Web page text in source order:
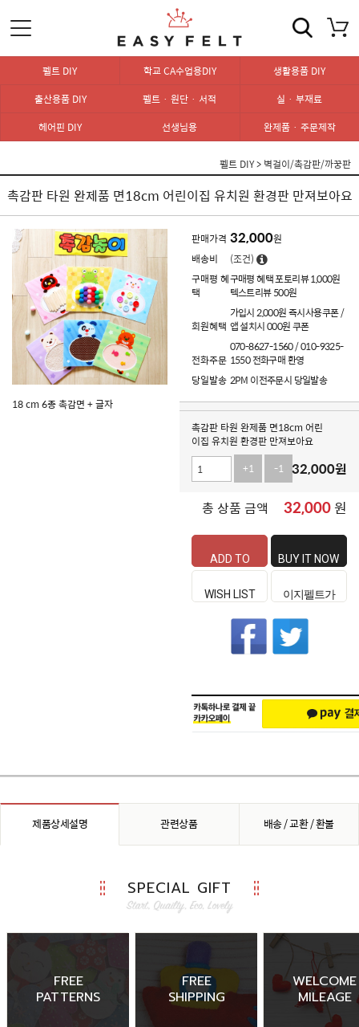
펠트 DIY 학교 CA수업용DIY
생활용품 DIY
출산용품 DIY
펠트 · 원단 · 서적
실 · 부재료
헤어핀 DIY
선생님용 완제품 · 주문제작
펠트 DIY> 벽걸이/촉감판/까꿍판
촉감판 타원 완제품 면18cm 어린이집 유치원 환경판 만져보아요
18 cm 6종 촉감면 + 글자
판매가격 32,000원
배송비
(조건)
구매평 혜
택
구매평 혜택 포토리뷰 1,000원
텍스트리뷰 500원
회원혜택
가입시 2,000원 즉시사용쿠폰 /
앱 설치시 000원 쿠폰
전화주문
070-8627-1560 / 010-9325-
1550 전화구매 환영
당일발송 2PM 이전주문시 당일발송
촉감판 타원 완제품 면18cm 어린
이집 유치원 환경판 만져보아요
+1
-1 32,000원
총 상품 금액
32,000원
ADD TO
CART
BUY IT NOW
WISH LIST 이지펠트가
좋은 이유
제품상세설명 관련상품 배송 / 교환 / 환불
SPECIAL GIFT
FREE
PATTERNS
FREE
SHIPPING
WELCOME
MILEAGE